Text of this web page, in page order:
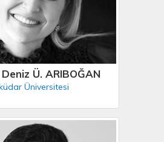
Ü. ARIBOĞAN
Üniversitesi